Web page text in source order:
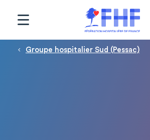
Fil d'Ariane
Groupe hospitalier Sud (Pessac)
Panneau de gestion des cookies